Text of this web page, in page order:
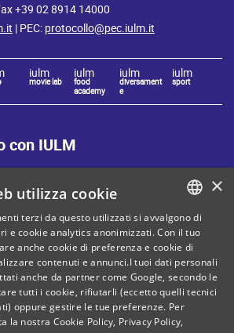
+39 02 8914 14000
| PEC: protocollo@pec.iulm.it
iulm
movie lab
iulm
food
academy
iulm
diversament
e
iulm
sport
con IULM
Privacy policy
Note legali
ITALIAN
ENGLISH
×
utilizza cookie
terzi da questo utilizzati si avvalgono di
e cookie analytics anonimizzati. Con il tuo
anche cookie di preferenza e cookie di
contenuti e annunci.I tuoi dati personali
anche da partner come Google, secondo le
tutti i cookie, rifiutarli (eccetto quelli tecnici
oppure gestire le tue preferenze. Per
la nostra Cookie Policy, Privacy Policy,